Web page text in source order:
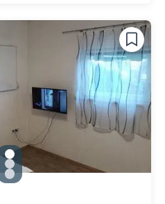
gallery.slide_selector
Zu Slide 1 wechseln
Zu Slide 2 wechseln
Zu Slide 3 wechseln